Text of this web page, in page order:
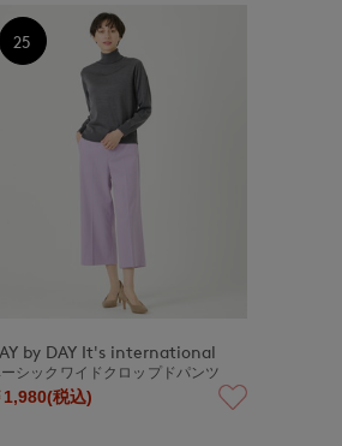
by DAY It's international
シックワイドクロップドパンツ
1,980(税込)
25